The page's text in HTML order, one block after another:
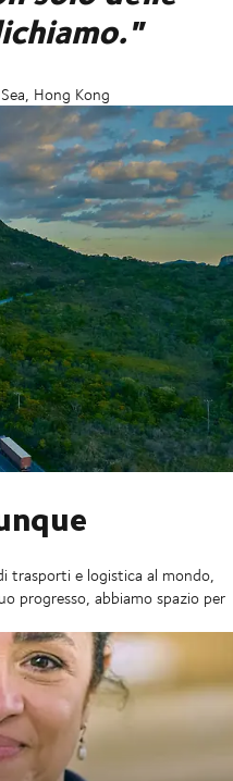
Hong Kong
trasporti e logistica al mondo,
progresso, abbiamo spazio per